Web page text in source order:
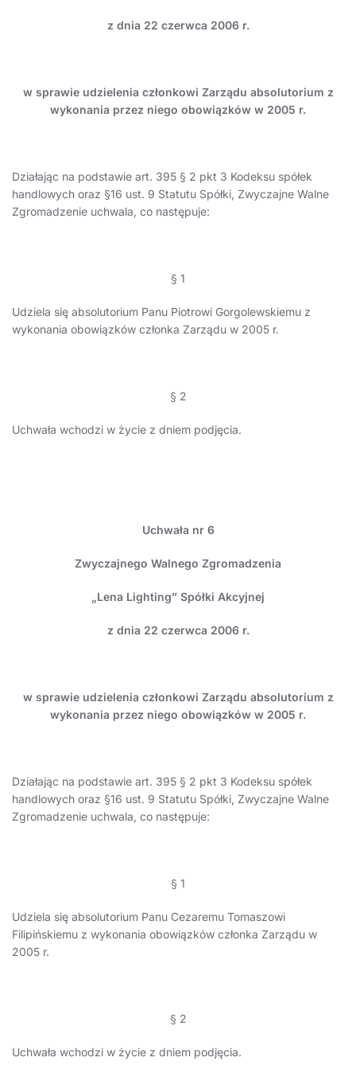
z dnia 22 czerwca 2006 r.
w sprawie udzielenia członkowi Zarządu absolutorium z
wykonania przez niego obowiązków w 2005 r.
Działając na podstawie art. 395 § 2 pkt 3 Kodeksu spółek
handlowych oraz §16 ust. 9 Statutu Spółki, Zwyczajne Walne
Zgromadzenie uchwala, co następuje:
§ 1
Udziela się absolutorium Panu Piotrowi Gorgolewskiemu z
wykonania obowiązków członka Zarządu w 2005 r.
§ 2
Uchwała wchodzi w życie z dniem podjęcia.
Uchwała nr 6
Zwyczajnego Walnego Zgromadzenia
„Lena Lighting” Spółki Akcyjnej
z dnia 22 czerwca 2006 r.
w sprawie udzielenia członkowi Zarządu absolutorium z
wykonania przez niego obowiązków w 2005 r.
Działając na podstawie art. 395 § 2 pkt 3 Kodeksu spółek
handlowych oraz §16 ust. 9 Statutu Spółki, Zwyczajne Walne
Zgromadzenie uchwala, co następuje:
§ 1
Udziela się absolutorium Panu Cezaremu Tomaszowi
Filipińskiemu z wykonania obowiązków członka Zarządu w
2005 r.
§ 2
Uchwała wchodzi w życie z dniem podjęcia.